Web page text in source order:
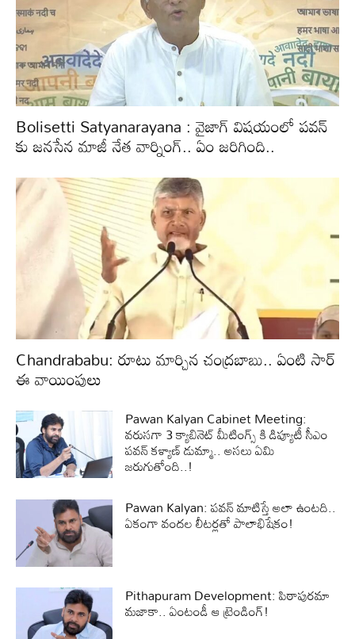
Bolisetti Satyanarayana : వైజాగ్ విషయంలో పవన్
కు జనసేన మాజీ నేత వార్నింగ్.. ఏం జరిగింది..
Chandrababu: రూటు మార్చిన చంద్రబాబు.. ఏంటి సార్
ఈ వాయింపులు
Pawan Kalyan Cabinet Meeting:
వరుసగా 3 క్యాబినెట్ మీటింగ్స్ కి డిప్యూటీ సీఎం
పవన్ కళ్యాణ్ డుమ్మా.. అసలు ఏమి
జరుగుతోంది..!
Pawan Kalyan: పవన్ మాటిస్తే అలా ఉంటది..
ఏకంగా వందల లీటర్లతో పాలాభిషేకం!
Pithapuram Development: పిఠాపురమా
మజాకా.. ఏంటండీ ఆ ట్రెండింగ్!